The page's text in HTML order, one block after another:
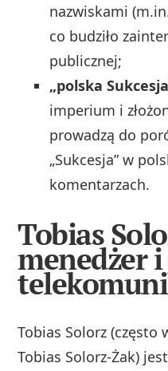
nazwiskami
co budziło
publicznej;
„polska
imperium i
prowadzą do
„Sukcesja” w
komentarzach.
Tobias
menedżer
Tobias Solorz (często
Tobias Solorz‑Żak)